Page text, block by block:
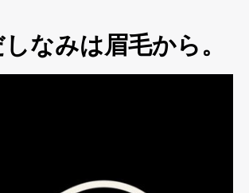
なみは眉毛から。